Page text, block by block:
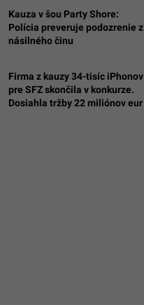
Kauza v šou Party Shore:
Polícia preveruje podozrenie z
násilného činu
Firma z kauzy 34-tisíc iPhonov
pre SFZ skončila v konkurze.
Dosiahla tržby 22 miliónov eur